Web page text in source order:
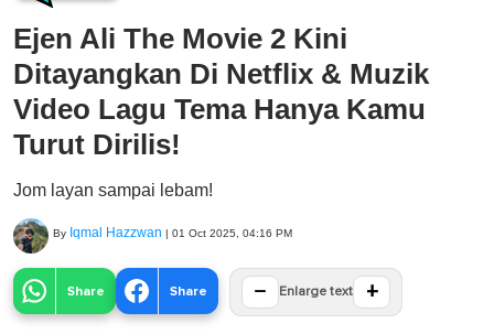
Ejen Ali The Movie 2 Kini
Ditayangkan Di Netflix & Muzik
Video Lagu Tema Hanya Kamu
Turut Dirilis!
Jom layan sampai lebam!
By Iqmal Hazzwan | 01 Oct 2025, 04:16 PM
Share Share − Enlarge text +